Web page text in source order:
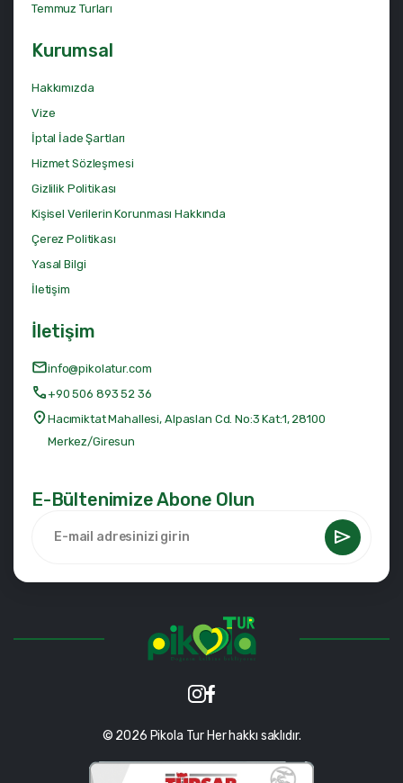
Temmuz Turları
Kurumsal
Hakkımızda
Vize
İptal İade Şartları
Hizmet Sözleşmesi
Gizlilik Politikası
Kişisel Verilerin Korunması Hakkında
Çerez Politikası
Yasal Bilgi
İletişim
İletişim
info@pikolatur.com
+90 506 893 52 36
Hacımiktat Mahallesi, Alpaslan Cd. No:3 Kat:1, 28100
Merkez/Giresun
E-Bültenimize Abone Olun
© 2026 Pikola Tur Her hakkı saklıdır.